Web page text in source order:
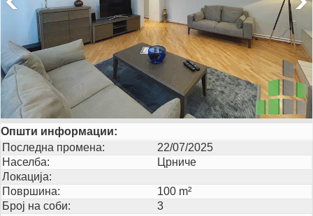
Контакт
Најава
MK
EN
GO!
Општи информации:
Последна промена:
22/07/2025
Населба:
Црниче
Локација:
Површина:
100 m²
Број на соби:
3